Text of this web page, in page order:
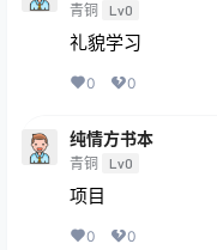
青铜 Lv0
礼貌学习
0 0
纯情方书本
青铜 Lv0
项目
0 0